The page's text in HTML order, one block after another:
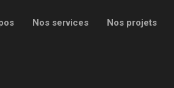
Nos services Nos projets